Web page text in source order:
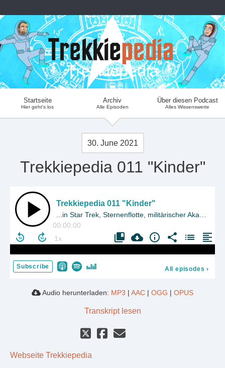
Trekkiepedia
Startseite
Hier geht's los
Archiv
Alle Episoden
Über diesen Podcast
Alles Wissenswerte
30. June 2021
Trekkiepedia 011 "Kinder"
Trekkiepedia 011 "Kinder"
00:00:00
Subscribe All episodes ›
Audio herunterladen: MP3 | AAC | OGG | OPUS
Transkript lesen
Webseite Trekkiepedia